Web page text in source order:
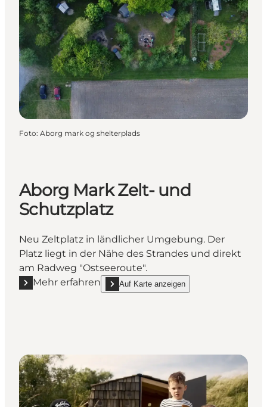
Foto: Aborg mark og shelterplads
Aborg Mark Zelt- und
Schutzplatz
Neu Zeltplatz in ländlicher Umgebung. Der
Platz liegt in der Nähe des Strandes und direkt
am Radweg "Ostseeroute".
Mehr erfahren
Mehr erfahren "Aborg Mark Zelt- und Schutzplatz"
Auf Karte anzeigen
show Aborg Mark Zelt- und Schutzplatz